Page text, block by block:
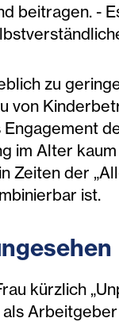
beitragen. -
zu
von
Engagement
im Alter
Zeiten der
ist.
kürzlich